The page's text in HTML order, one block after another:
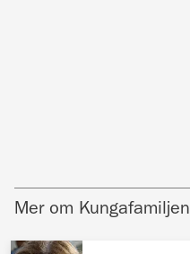
Mer om Kungafamiljen